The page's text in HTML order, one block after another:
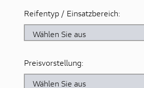
Reifentyp / Einsatzbereich:
Preisvorstellung: